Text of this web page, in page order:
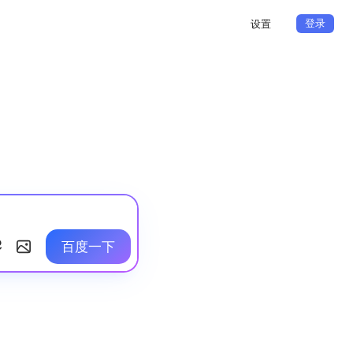
设置 登录
百度一下